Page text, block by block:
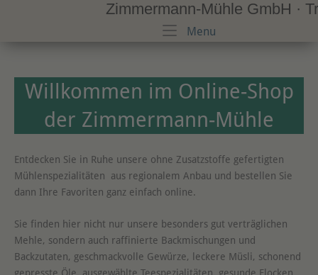
content
Zimmermann-Mühle GmbH ·
Menu
Willkommen im Online-Shop
der Zimmermann-Mühle
Entdecken Sie in Ruhe unsere ohne Zusatzstoffe gefertigten
Mühlenspezialitäten aus regionalem Anbau und bestellen Sie
dann Ihre Favoriten ganz einfach online.
Sie finden hier nicht nur unsere besonders gut verträglichen
Mehle, sondern auch raffinierte Backmischungen und
Backzutaten, geschmackvolle Gewürze, leckere Müsli, schonend
gepresste Öle, ausgewählte Teespezialitäten, gesunde Flocken